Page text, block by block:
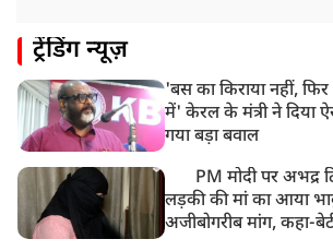
UP: लखनऊ में चलती कार में लगी आग, युवक
ट्रेंडिंग न्यूज़
'बस का किराया नहीं,
में' केरल के मंत्री ने दिया
गया बड़ा बवाल
PM मोदी पर अभद्र
लड़की की मां का आया
अजीबोगरीब मांग, कहा-